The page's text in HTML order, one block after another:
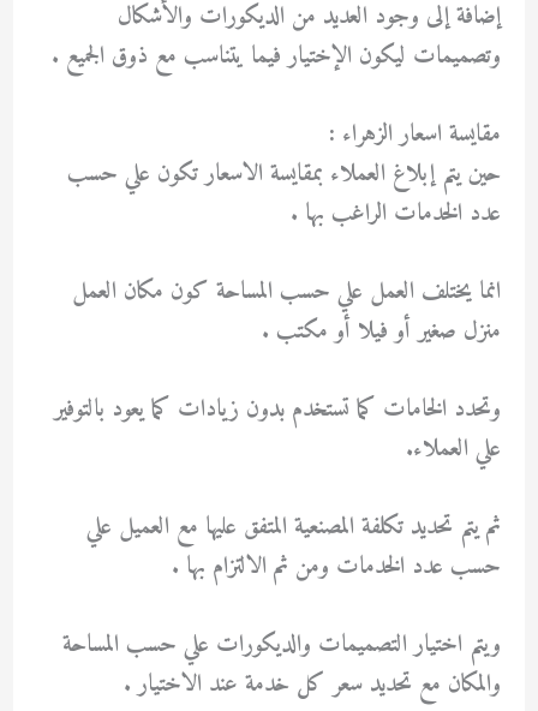
إضافة إلى وجود العديد من الديكورات والأشكال
وتصميمات ليكون الإختيار فيما يتناسب مع ذوق الجميع .
مقايسة اسعار الزهراء :
حين يتم إبلاغ العملاء بمقايسة الاسعار تكون علي حسب
عدد الخدمات الراغب بها .
انما يختلف العمل علي حسب المساحة كون مكان العمل
منزل صغير أو فيلا أو مكتب .
وتحدد الخامات كما تستخدم بدون زيادات كما يعود بالتوفير
علي العملاء.
ثم يتم تحديد تكلفة المصنعية المتفق عليها مع العميل علي
حسب عدد الخدمات ومن ثم الالتزام بها .
ويتم اختيار التصميمات والديكورات علي حسب المساحة
والمكان مع تحديد سعر كل خدمة عند الاختيار .